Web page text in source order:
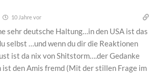
10 Jahre vor
sehr deutsche Haltung…in den USA ist das
selbst …und wenn du dir die Reaktionen
ist da nix von Shitstorm….der Gedanke
ist den Amis fremd (Mit der stillen Frage im